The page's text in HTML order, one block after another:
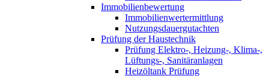
Immobilienbewertung
Immobilienwertermittlung
Nutzungsdauergutachten
Prüfung der Haustechnik
Prüfung Elektro-, Heizung-, Klima-,
Lüftungs-, Sanitäranlagen
Heizöltank Prüfung